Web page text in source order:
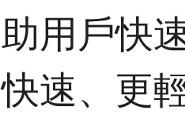
用戶快
速、更